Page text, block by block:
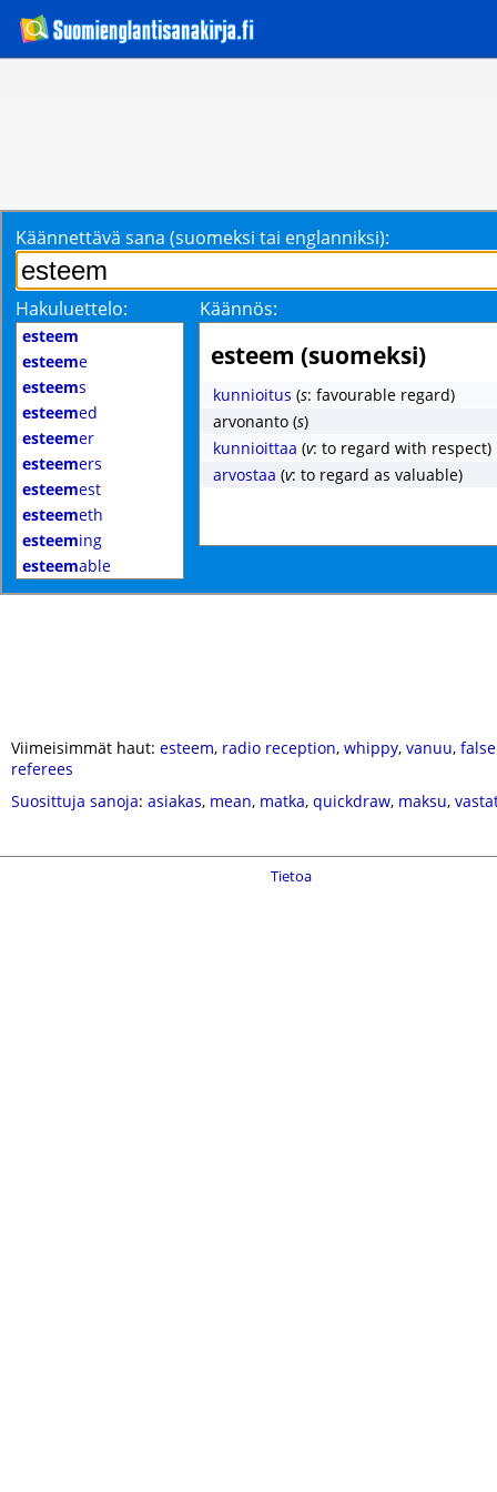
Käännettävä sana (suomeksi tai englanniksi):
Hakuluettelo: Käännös:
esteem
esteeme
esteems
esteemed
esteemer
esteemers
esteemest
esteemeth
esteeming
esteemable
esteem (suomeksi)
kunnioitus (s: favourable regard)
arvonanto (s)
kunnioittaa (v: to regard with respect)
arvostaa (v: to regard as valuable)
Viimeisimmät haut: esteem, radio reception, whippy, vanuu,
referees
Suosittuja sanoja: asiakas, mean, matka, quickdraw, maksu,
Tietoa